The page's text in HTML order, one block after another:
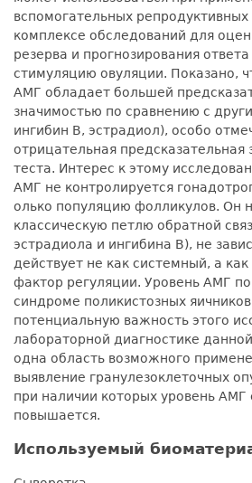
вспомогательных репродуктивных
комплексе обследований для
резерва и прогнозирования
стимуляцию овуляции. Показано,
АМГ обладает большей
значимостью по сравнению с
ингибин В, эстрадиол), особо
отрицательная предсказательная
теста. Интерес к этому
АМГ не контролируется
олько популяцию фолликулов. Он
классическую петлю обратной
эстрадиола и ингибина В), не
действует не как системный, а
фактор регуляции. Уровень АМГ
синдроме поликистозных
потенциальную важность этого
лабораторной диагностике
одна область возможного
выявление гранулезоклеточных
при наличии которых уровень АМГ
повышается.
Используемый